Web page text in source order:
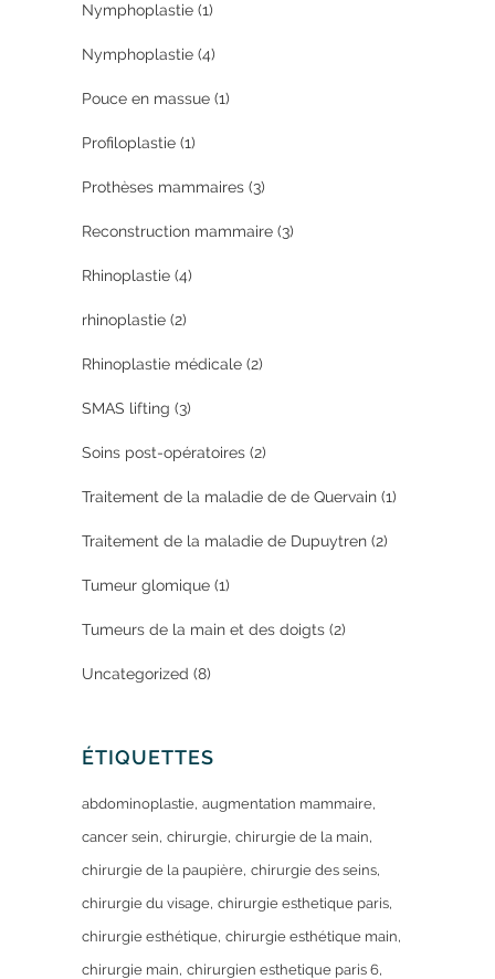
Nymphoplastie (1)
Nymphoplastie (4)
Pouce en massue (1)
Profiloplastie (1)
Prothèses mammaires (3)
Reconstruction mammaire (3)
Rhinoplastie (4)
rhinoplastie (2)
Rhinoplastie médicale (2)
SMAS lifting (3)
Soins post-opératoires (2)
Traitement de la maladie de de Quervain (1)
Traitement de la maladie de Dupuytren (2)
Tumeur glomique (1)
Tumeurs de la main et des doigts (2)
Uncategorized (8)
ÉTIQUETTES
abdominoplastie augmentation mammaire
cancer sein chirurgie chirurgie de la main
chirurgie de la paupière chirurgie des seins
chirurgie du visage chirurgie esthetique paris
chirurgie esthétique chirurgie esthétique main
chirurgie main chirurgien esthetique paris 6